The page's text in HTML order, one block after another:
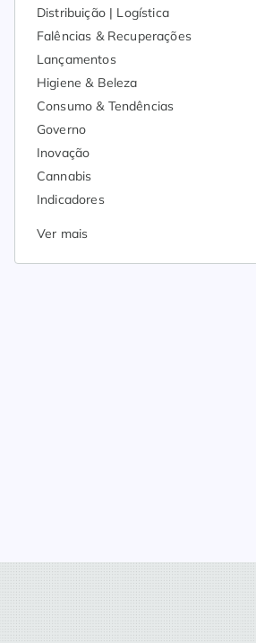
Distribuição | Logística
Falências & Recuperações
Lançamentos
Higiene & Beleza
Consumo & Tendências
Governo
Inovação
Cannabis
Indicadores
Ver mais